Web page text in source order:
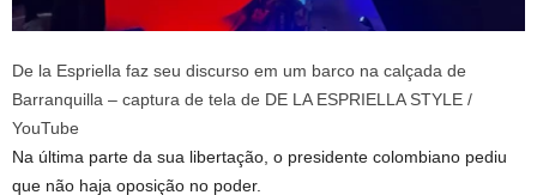
De la Espriella faz seu discurso em um barco na calçada de
Barranquilla – captura de tela de DE LA ESPRIELLA STYLE /
YouTube
Na última parte da sua libertação, o presidente colombiano pediu
que não haja oposição no poder.